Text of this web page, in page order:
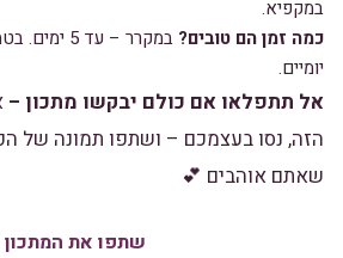
במקפיא.
כמה זמן הם טובים?
במקרר – עד
יומיים.
אל תתפלאו אם כולם יבקשו מתכון –
הזה, נסו בעצמכם – ושתפו תמונה של
שאתם אוהבים 💕
שתפו את המתכון